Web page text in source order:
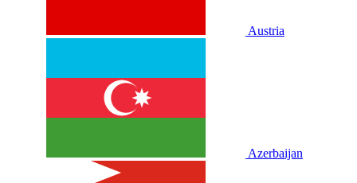
Austria
Azerbaijan